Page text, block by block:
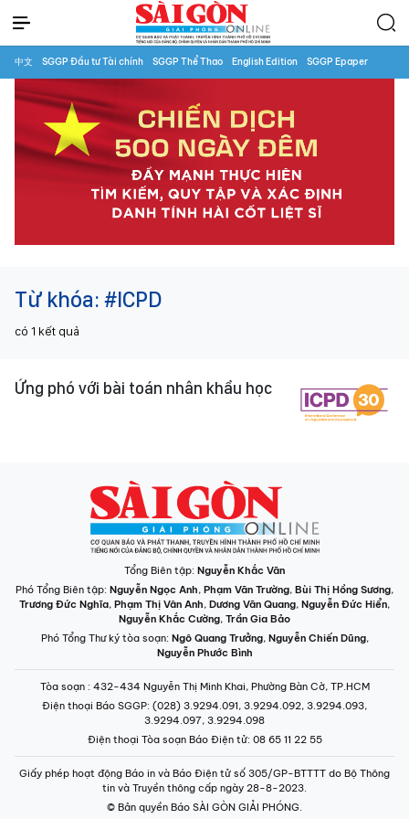
中文 SGGP Đầu tư Tài chính SGGP Thể Thao English Edition SGGP Epaper
Từ khóa: #ICPD
có 1 kết quả
Ứng phó với bài toán nhân khẩu học
Tổng Biên tập: Nguyễn Khắc Văn
Phó Tổng Biên tập: Nguyễn Ngọc Anh, Phạm Văn Trường, Bùi Thị Hồng Sương,
Trương Đức Nghĩa, Phạm Thị Vân Anh, Dương Văn Quang, Nguyễn Đức Hiển,
Nguyễn Khắc Cường, Trần Gia Bảo
Phó Tổng Thư ký tòa soạn: Ngô Quang Trưởng, Nguyễn Chiến Dũng,
Nguyễn Phước Bình
Tòa soạn : 432-434 Nguyễn Thị Minh Khai, Phường Bàn Cờ, TP.HCM
Điện thoại Báo SGGP: (028) 3.9294.091, 3.9294.092, 3.9294.093,
3.9294.097, 3.9294.098
Điện thoại Tòa soạn Báo Điện tử: 08 65 11 22 55
Giấy phép hoạt động Báo in và Báo Điện tử số 305/GP-BTTTT do Bộ Thông
tin và Truyền thông cấp ngày 28-8-2023.
© Bản quyền Báo SÀI GÒN GIẢI PHÓNG.